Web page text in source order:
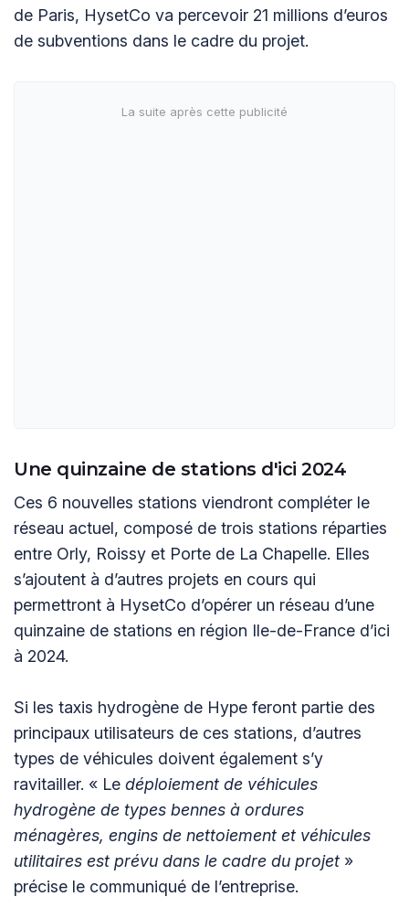
de Paris, HysetCo va percevoir 21 millions d’euros
de subventions dans le cadre du projet.
Une quinzaine de stations d'ici 2024
Ces 6 nouvelles stations viendront compléter le
réseau actuel, composé de trois stations réparties
entre Orly, Roissy et Porte de La Chapelle. Elles
s’ajoutent à d’autres projets en cours qui
permettront à HysetCo d’opérer un réseau d’une
quinzaine de stations en région Ile-de-France d’ici
à 2024.
Si les taxis hydrogène de Hype feront partie des
principaux utilisateurs de ces stations, d’autres
types de véhicules doivent également s’y
ravitailler. « Le déploiement de véhicules
hydrogène de types bennes à ordures
ménagères, engins de nettoiement et véhicules
utilitaires est prévu dans le cadre du projet »
précise le communiqué de l’entreprise.